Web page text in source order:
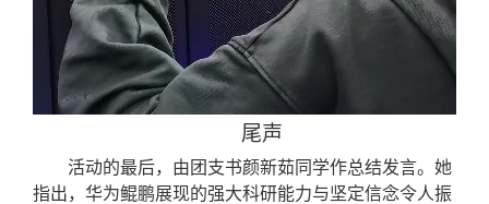
尾声
活动的最后，由团支书颜新茹同学作总结发言。她
指出，华为鲲鹏展现的强大科研能力与坚定信念令人振